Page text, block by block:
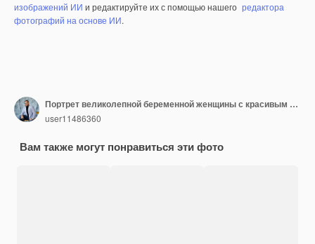
изображений ИИ и редактируйте их с помощью нашего редактора
фотографий на основе ИИ.
Портрет великолепной беременной женщины с красивым макияжем и прической, позирующей в студии
user11486360
Вам также могут понравиться эти фото